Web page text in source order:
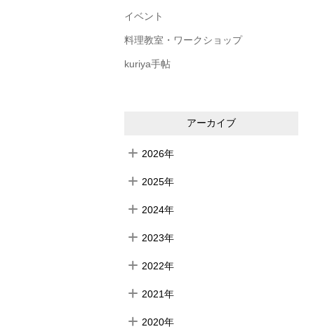
イベント
料理教室・ワークショップ
kuriya手帖
アーカイブ
2026年
2025年
2024年
2023年
2022年
2021年
2020年